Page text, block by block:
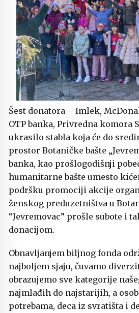
Šest donatora – Imlek,
OTP banka, Privredna komora
ukrasilo stabla koja će do
prostor Botaničke bašte
banka, kao prošlogodišnji
humanitarne bašte umesto
podršku promociji akcije
ženskog preduzetništva u
“Jevremovac” prošle subote i
donacijom.
Obnavljanjem biljnog fonda
najboljem sjaju, čuvamo
obrazujemo sve kategorije
najmlađih do najstarijih, a
potrebama, deca iz svratišta i